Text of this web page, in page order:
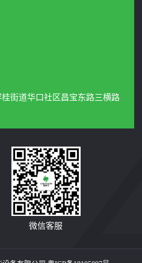
街道华口社区昌宝东路三横路
微信客服